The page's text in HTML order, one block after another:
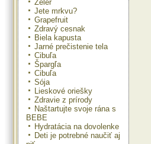
Zeler
Jete mrkvu?
Grapefruit
Zdravý cesnak
Biela kapusta
Jarné prečistenie tela
Cibuľa
Špargľa
Cibuľa
Sója
Lieskové oriešky
Zdravie z prírody
Naštartujte svoje rána s
BEBE
Hydratácia na dovolenke
Deti je potrebné naučiť aj